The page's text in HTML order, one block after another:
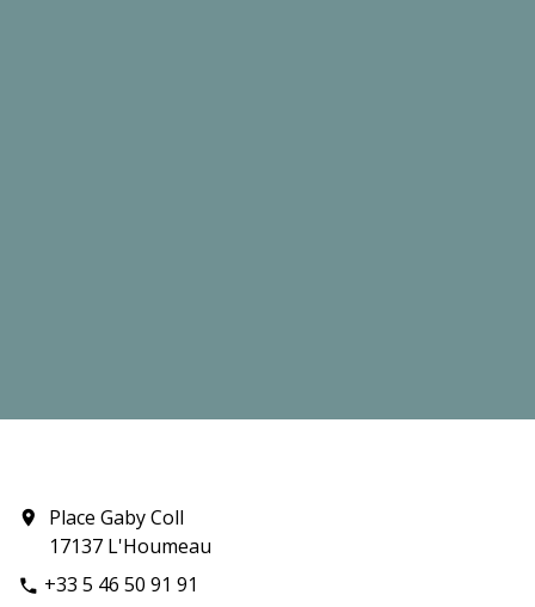
location_on
Place Gaby Coll
17137 L'Houmeau
phone +33 5 46 50 91 91